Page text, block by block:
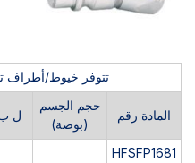
تتوفر خيوط/أطراف
المادة رقم
حجم الجسم
(بوصة)
ل
HFSFP1681